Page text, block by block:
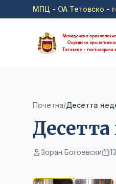
Прејди на главна содржина
МПЦ - ОА Тетовско -
Почетна/Десетта
Зоран Богоевски